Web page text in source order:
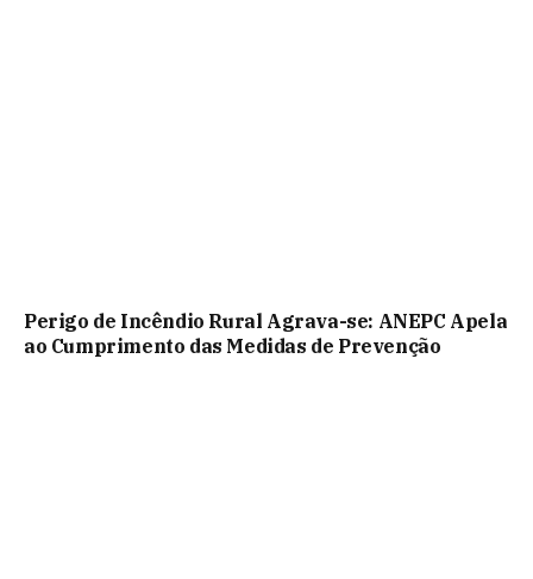
Perigo de Incêndio Rural Agrava-se: ANEPC Apela
ao Cumprimento das Medidas de Prevenção